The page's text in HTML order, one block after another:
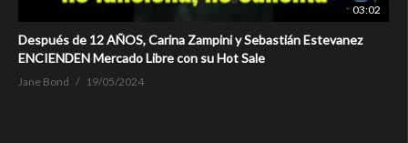
03:02
Después de 12 AÑOS, Carina Zampini y Sebastián Estevanez
ENCIENDEN Mercado Libre con su Hot Sale
Jane Bond 19/05/2024